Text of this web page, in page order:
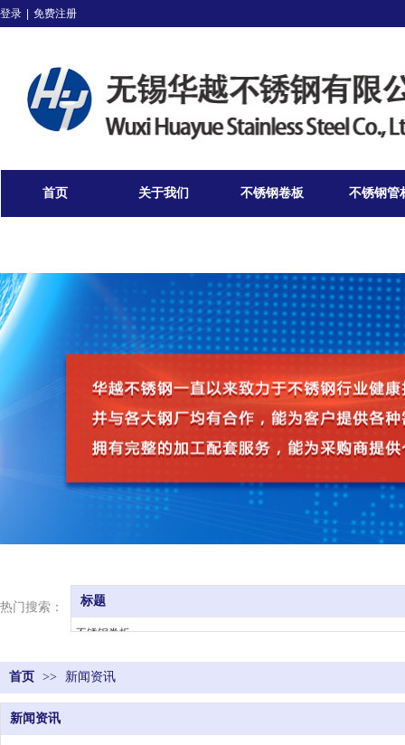
首页 关于我们 不锈钢卷板 不锈钢管
登录 免费注册
标题
不锈钢卷板
不锈钢型材
热门搜索：
首页 >> 新闻资讯
新闻资讯